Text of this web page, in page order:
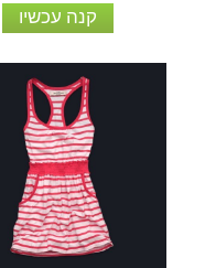
קנה עכשיו